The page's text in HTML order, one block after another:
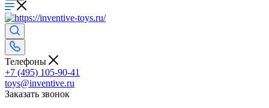
Телефоны
+7 (495) 105-90-41
toys@inventive.ru
Заказать звонок